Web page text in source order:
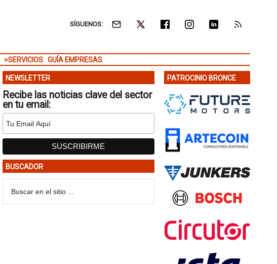
SÍGUENOS:
>SERVICIOS GUÍA EMPRESAS
NEWSLETTER
Recibe las noticias clave del sector
en tu email:
BUSCADOR
PATROCINIO BRONCE